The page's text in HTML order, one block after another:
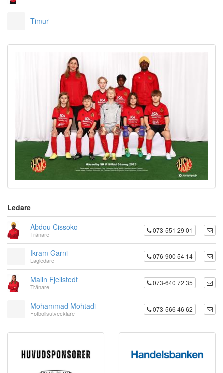
Timur
Ledare
Abdou Cissoko
Tränare 073-551 29 01
Ikram Garni
Lagledare 076-900 54 14
Malin Fjellstedt
Tränare 073-640 72 35
Mohammad Mohtadi
Fotbollsutvecklare 073-566 46 62